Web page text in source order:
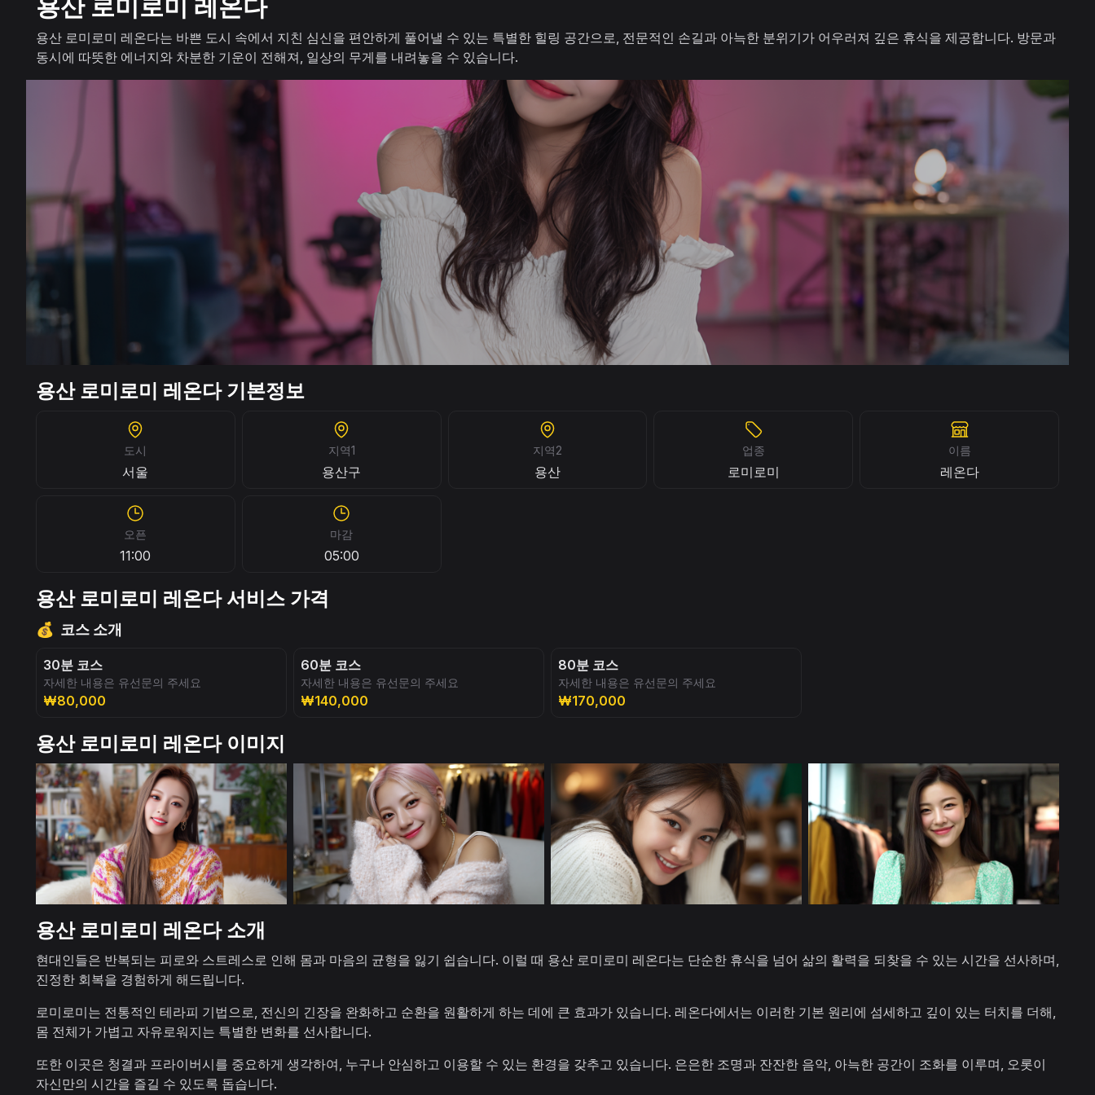
용산 로미로미 레온다
용산 로미로미 레온다는 바쁜 도시 속에서 지친 심신을 편안하게 풀어낼 수 있는 특별한 힐링 공간으로, 전문적인 손길과 아늑한 분위기가 어우러져 깊은 휴식을 제공합니다. 방문과
동시에 따뜻한 에너지와 차분한 기운이 전해져, 일상의 무게를 내려놓을 수 있습니다.
용산 로미로미 레온다 기본정보
도시
서울
지역1
용산구
지역2
용산
업종
로미로미
이름
레온다
오픈
11:00
마감
05:00
용산 로미로미 레온다 서비스 가격
💰 코스 소개
30분 코스
자세한 내용은 유선문의 주세요
₩80,000
60분 코스
자세한 내용은 유선문의 주세요
₩140,000
80분 코스
자세한 내용은 유선문의 주세요
₩170,000
용산 로미로미 레온다 이미지
용산 로미로미 레온다 소개
현대인들은 반복되는 피로와 스트레스로 인해 몸과 마음의 균형을 잃기 쉽습니다. 이럴 때 용산 로미로미 레온다는 단순한 휴식을 넘어 삶의 활력을 되찾을 수 있는 시간을 선사하며,
진정한 회복을 경험하게 해드립니다.
로미로미는 전통적인 테라피 기법으로, 전신의 긴장을 완화하고 순환을 원활하게 하는 데에 큰 효과가 있습니다. 레온다에서는 이러한 기본 원리에 섬세하고 깊이 있는 터치를 더해,
몸 전체가 가볍고 자유로워지는 특별한 변화를 선사합니다.
또한 이곳은 청결과 프라이버시를 중요하게 생각하여, 누구나 안심하고 이용할 수 있는 환경을 갖추고 있습니다. 은은한 조명과 잔잔한 음악, 아늑한 공간이 조화를 이루며, 오롯이
자신만의 시간을 즐길 수 있도록 돕습니다.